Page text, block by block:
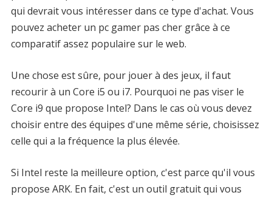
qui devrait vous intéresser dans ce type d'achat. Vous
pouvez acheter un pc gamer pas cher grâce à ce
comparatif assez populaire sur le web.
Une chose est sûre, pour jouer à des jeux, il faut
recourir à un Core i5 ou i7. Pourquoi ne pas viser le
Core i9 que propose Intel? Dans le cas où vous devez
choisir entre des équipes d'une même série, choisissez
celle qui a la fréquence la plus élevée.
Si Intel reste la meilleure option, c'est parce qu'il vous
propose ARK. En fait, c'est un outil gratuit qui vous